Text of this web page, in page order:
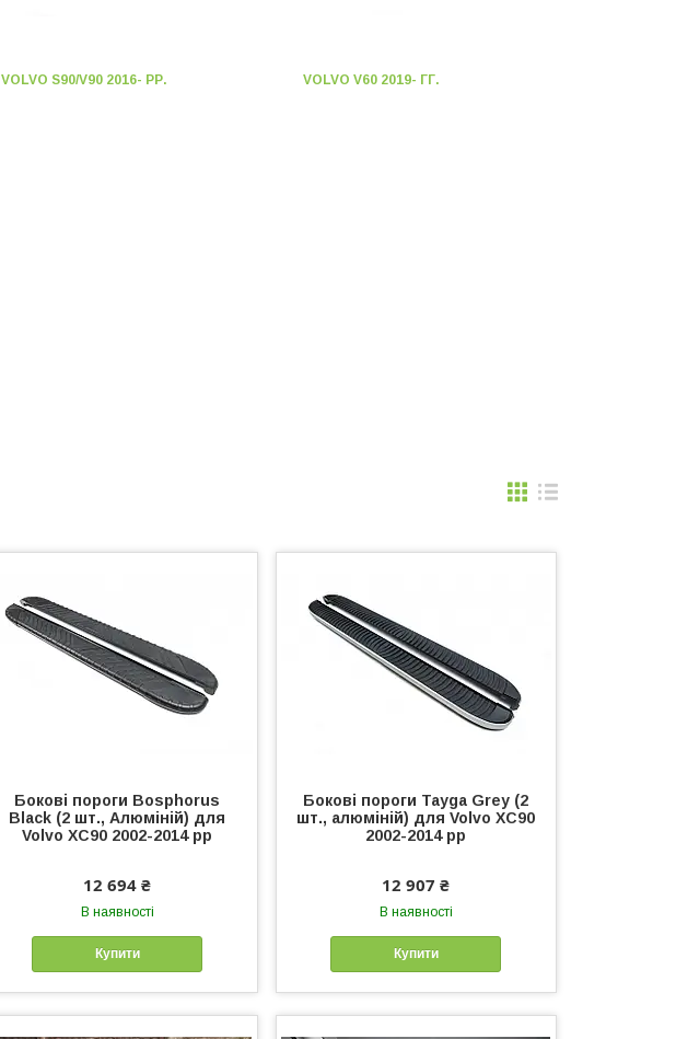
VOLVO S90/V90 2016- РР. VOLVO V60 2019- ГГ.
Бокові пороги Bosphorus
Black (2 шт., Алюміній) для
Volvo XC90 2002-2014 рр
12 694 ₴
В наявності
Купити
Бокові пороги Tayga Grey (2
шт., алюміній) для Volvo XC90
2002-2014 рр
12 907 ₴
В наявності
Купити